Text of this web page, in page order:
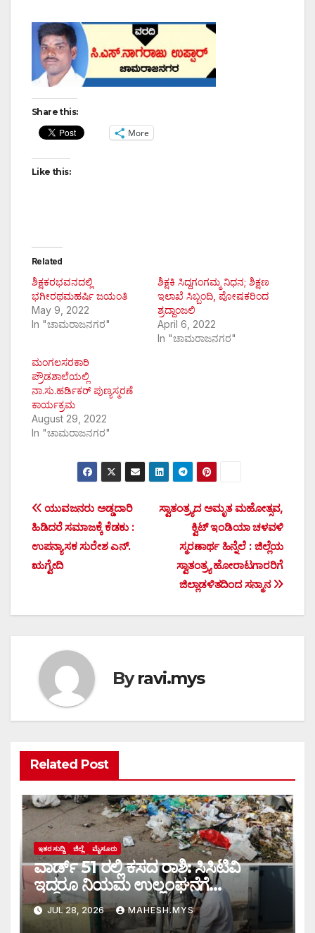
Share this:
More
Like this:
Related
ಶಿಕ್ಷಕರಭವನದಲ್ಲಿ
ಭಗೀರಥಮಹರ್ಷಿ ಜಯಂತಿ
May 9, 2022
In "ಚಾಮರಾಜನಗರ"
ಶಿಕ್ಷಕಿ ಸಿದ್ದಗಂಗಮ್ಮ ನಿಧನ; ಶಿಕ್ಷಣ
ಇಲಾಖೆ ಸಿಬ್ಬಂದಿ, ಪೋಷಕರಿಂದ
ಶ್ರದ್ದಾಂಜಲಿ
April 6, 2022
In "ಚಾಮರಾಜನಗರ"
ಮಂಗಲಸರಕಾರಿ
ಪ್ರೌಡಶಾಲೆಯಲ್ಲಿ
ನಾ.ಸು.ಹರ್ಡಿಕರ್ ಪುಣ್ಯಸ್ಮರಣೆ
ಕಾರ್ಯಕ್ರಮ
August 29, 2022
In "ಚಾಮರಾಜನಗರ"
Post
navigation
ಸ್ವಾತಂತ್ರ್ಯದ ಅಮೃತ ಮಹೋತ್ಸವ,
ಕ್ವಿಟ್ ಇಂಡಿಯಾ ಚಳವಳಿ
ಸ್ಮರಣಾರ್ಥ ಹಿನ್ನೆಲೆ : ಜಿಲ್ಲೆಯ
ಸ್ವಾತಂತ್ರ್ಯ ಹೋರಾಟಗಾರರಿಗೆ
ಜಿಲ್ಲಾಡಳಿತದಿಂದ ಸನ್ಮಾನ
ಯುವಜನರು ಅಡ್ಡದಾರಿ
ಹಿಡಿದರೆ ಸಮಾಜಕ್ಕೆ ಕೆಡಕು :
ಉಪನ್ಯಾಸಕ ಸುರೇಶ ಎನ್.
ಋಗ್ವೇದಿ
Byravi.mys
Related Post
ಇತರ ಸುದ್ದಿ ಜಿಲ್ಲೆ ಮೈಸೂರು
ವಾರ್ಡ್ 51 ರಲ್ಲಿ ಕಸದ ರಾಶಿ: ಸಿಸಿಟಿವಿ
ಇದ್ದರೂ ನಿಯಮ ಉಲ್ಲಂಘನೆಗೆ
ಕಡಿವಾಣವಿಲ್ಲ
JUL 28, 2026 MAHESH.MYS